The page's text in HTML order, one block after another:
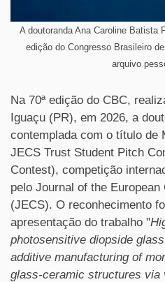
A doutoranda Ana Caroline Batista
edição do Congresso Brasileiro
arquivo
Na 70ª edição do CBC,
Iguaçu (PR), em 2026, a
contemplada com o título de
JECS Trust Student Pitch
Contest), competição
pelo Journal of the
(JECS). O reconhecimento
apresentação do trabalho "
photosensitive diopside
additive manufacturing of
glass-ceramic structures via